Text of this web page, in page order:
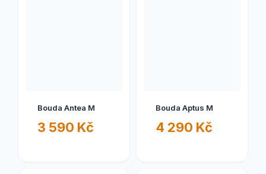
Bouda Antea M
3 590 Kč
Bouda Aptus M
4 290 Kč